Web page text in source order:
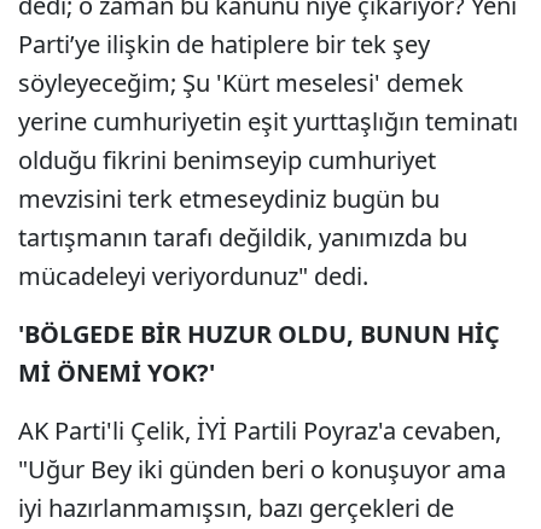
Parti’ye ilişkin de hatiplere bir tek şey
söyleyeceğim; Şu 'Kürt meselesi' demek
yerine cumhuriyetin eşit yurttaşlığın teminatı
olduğu fikrini benimseyip cumhuriyet
mevzisini terk etmeseydiniz bugün bu
tartışmanın tarafı değildik, yanımızda bu
mücadeleyi veriyordunuz" dedi.
'BÖLGEDE BİR HUZUR OLDU, BUNUN HİÇ
Mİ ÖNEMİ YOK?'
AK Parti'li Çelik, İYİ Partili Poyraz'a cevaben,
"Uğur Bey iki günden beri o konuşuyor ama
iyi hazırlanmamışsın, bazı gerçekleri de